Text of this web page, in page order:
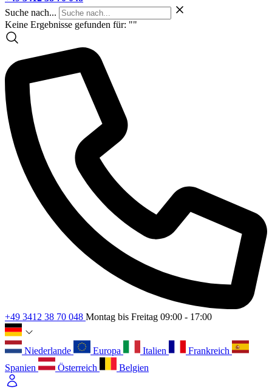
Suche nach...
Keine Ergebnisse gefunden für: ""
+49 3412 38 70 048 Montag bis Freitag 09:00 - 17:00
Niederlande Europa Italien
Frankreich
Spanien
Österreich Belgien